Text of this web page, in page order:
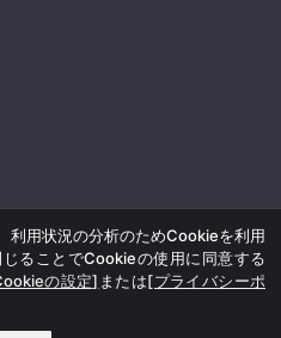
利用状況の分析のためCookieを利用
ることでCookieの使用に同意する
の設定] または[プライバシーポ